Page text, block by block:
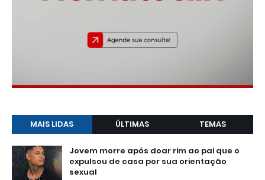
MAIS LIDAS ÚLTIMAS TEMAS
Jovem morre após doar rim ao pai que o
expulsou de casa por sua orientação
sexual